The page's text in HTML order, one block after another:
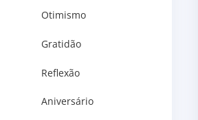
Otimismo
Gratidão
Reflexão
Aniversário